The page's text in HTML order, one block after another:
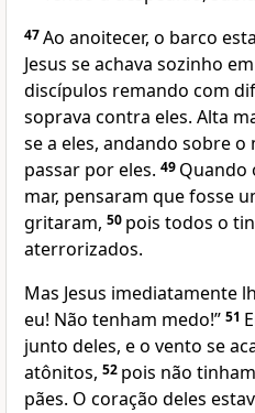
47Ao anoitecer, o barco
Jesus se achava sozinho
discípulos remando com
soprava contra eles. Alta
se a eles, andando sobre
passar por eles. 49 Quando
mar, pensaram que fosse
gritaram, 50 pois todos o
aterrorizados.
Mas Jesus imediatamente
eu! Não tenham medo!” 51
junto deles, e o vento se
atônitos, 52 pois não
pães. O coração deles